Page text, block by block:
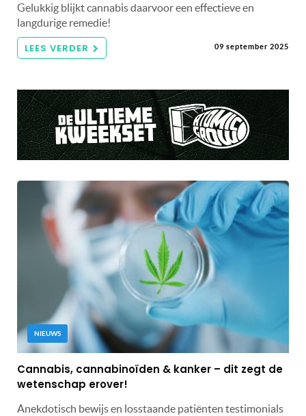
Gelukkig blijkt cannabis daarvoor een effectieve en
langdurige remedie!
LEES VERDER 09 september 2025
NIEUWS
Cannabis, cannabinoïden & kanker – dit zegt de
wetenschap erover!
Anekdotisch bewijs en losstaande patiënten testimonials